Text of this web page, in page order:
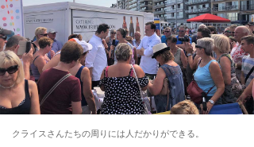
クライスさんたちの周りには人だかりができる。